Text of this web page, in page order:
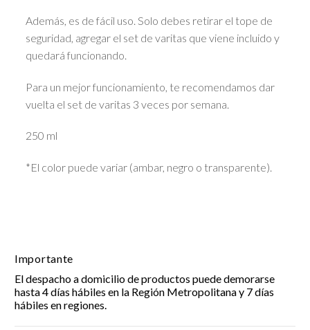
Además, es de fácil uso. Solo debes retirar el tope de
seguridad, agregar el set de varitas que viene incluido y
quedará funcionando.
Para un mejor funcionamiento, te recomendamos dar
vuelta el set de varitas 3 veces por semana.
250 ml
*El color puede variar (ambar, negro o transparente).
Importante
El despacho a domicilio de productos puede demorarse
hasta 4 días hábiles en la Región Metropolitana y 7 días
hábiles en regiones.